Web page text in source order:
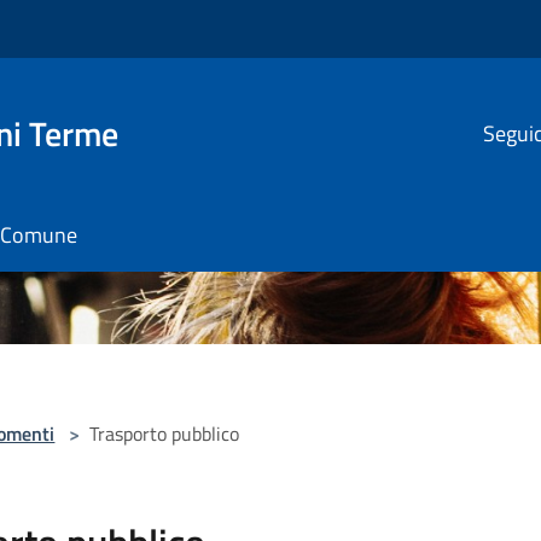
Terme
> Trasporto pubblico